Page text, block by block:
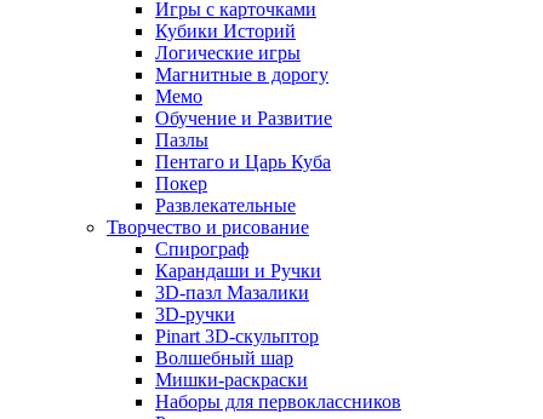
Игры с карточками
Кубики Историй
Логические игры
Магнитные в дорогу
Мемо
Обучение и Развитие
Пазлы
Пентаго и Царь Куба
Покер
Развлекательные
Творчество и рисование
Спирограф
Карандаши и Ручки
3D-пазл Мазалики
3D-ручки
Pinart 3D-скульптор
Волшебный шар
Мишки-раскраски
Наборы для первоклассников